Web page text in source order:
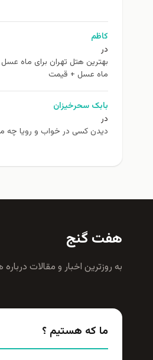
کاظم
در
ماه عسل + قیمت
بابک سحرخیزان
در
دیدن کسی در خواب و رویا چه
هفت گنج
به روزترين اخبار و مقالات
ما که هستیم ؟